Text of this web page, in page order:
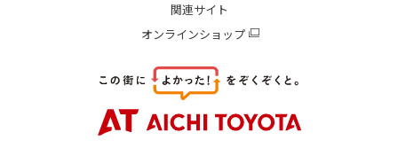
関連サイト
オンラインショップ